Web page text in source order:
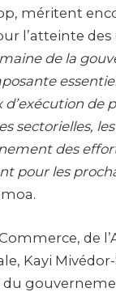
méritent
l’atteinte des
de la
de
sectorielles,
des
pour les
de
Kayi